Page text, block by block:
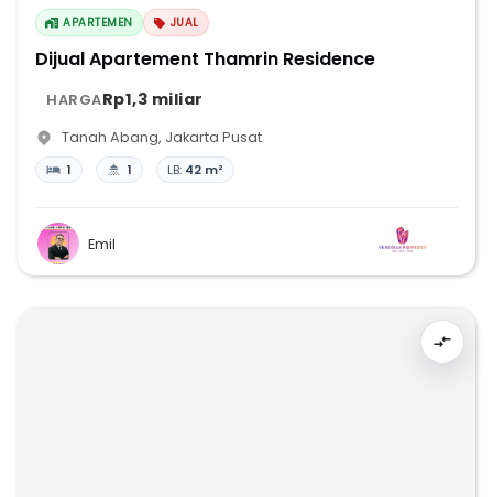
APARTEMEN JUAL
Dijual Apartement Thamrin Residence
HARGARp1,3 miliar
Tanah Abang, Jakarta Pusat
1 1 LB: 42 m²
Emil